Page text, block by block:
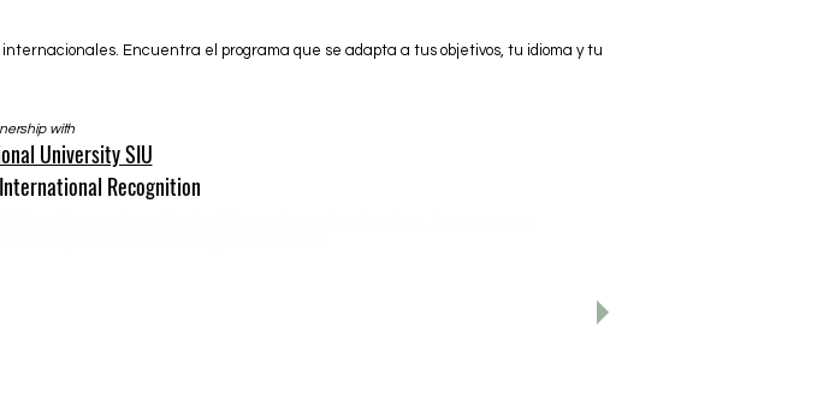
Encuentra el programa que se adapta a tus objetivos, tu idioma y tu
with
University SIU
Recognition